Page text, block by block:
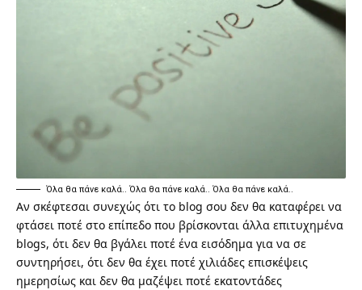
Όλα θα πάνε καλά.. Όλα θα πάνε καλά.. Όλα θα πάνε καλά..
Αν σκέφτεσαι συνεχώς ότι το blog σου δεν θα καταφέρει να
φτάσει ποτέ στο επίπεδο που βρίσκονται άλλα επιτυχημένα
blogs, ότι δεν θα βγάλει ποτέ ένα εισόδημα για να σε
συντηρήσει, ότι δεν θα έχει ποτέ χιλιάδες επισκέψεις
ημερησίως και δεν θα μαζέψει ποτέ εκατοντάδες